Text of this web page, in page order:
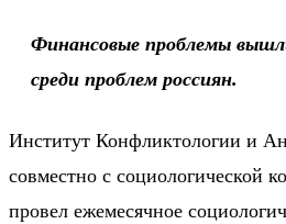
Финансовые проблемы
среди проблем россиян.
Институт Конфликтологии и
совместно с социологической
провел ежемесячное